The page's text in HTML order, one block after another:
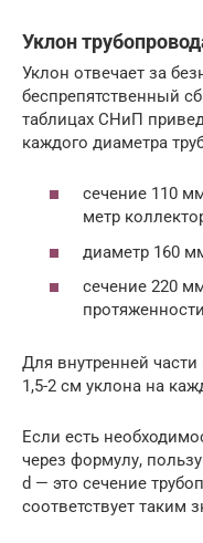
Уклон
Уклон отвечает за
беспрепятственный
таблицах СНиП
каждого диаметра
сечение 110
метр
диаметр 160
сечение 220
Для внутренней
1,5-2 см уклона на
Если есть
через формулу,
d — это сечение
соответствует таким